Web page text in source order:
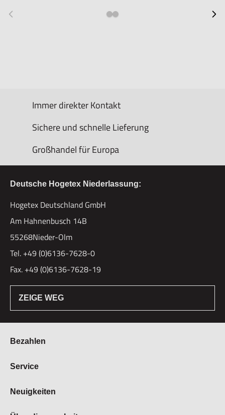
Immer direkter Kontakt
Sichere und schnelle Lieferung
Großhandel für Europa
Deutsche Hogetex Niederlassung:
Hogetex Deutschland GmbH
Am Hahnenbusch 14B
55268Nieder-Olm
Tel. +49 (0)6136-7628-0
Fax. +49 (0)6136-7628-19
ZEIGE WEG
Bezahlen
Bestellung & Zahlung
Vertrag widerrufen
Lieferzeiten
Service
Über Hogetex
Neuigkeiten
Messen